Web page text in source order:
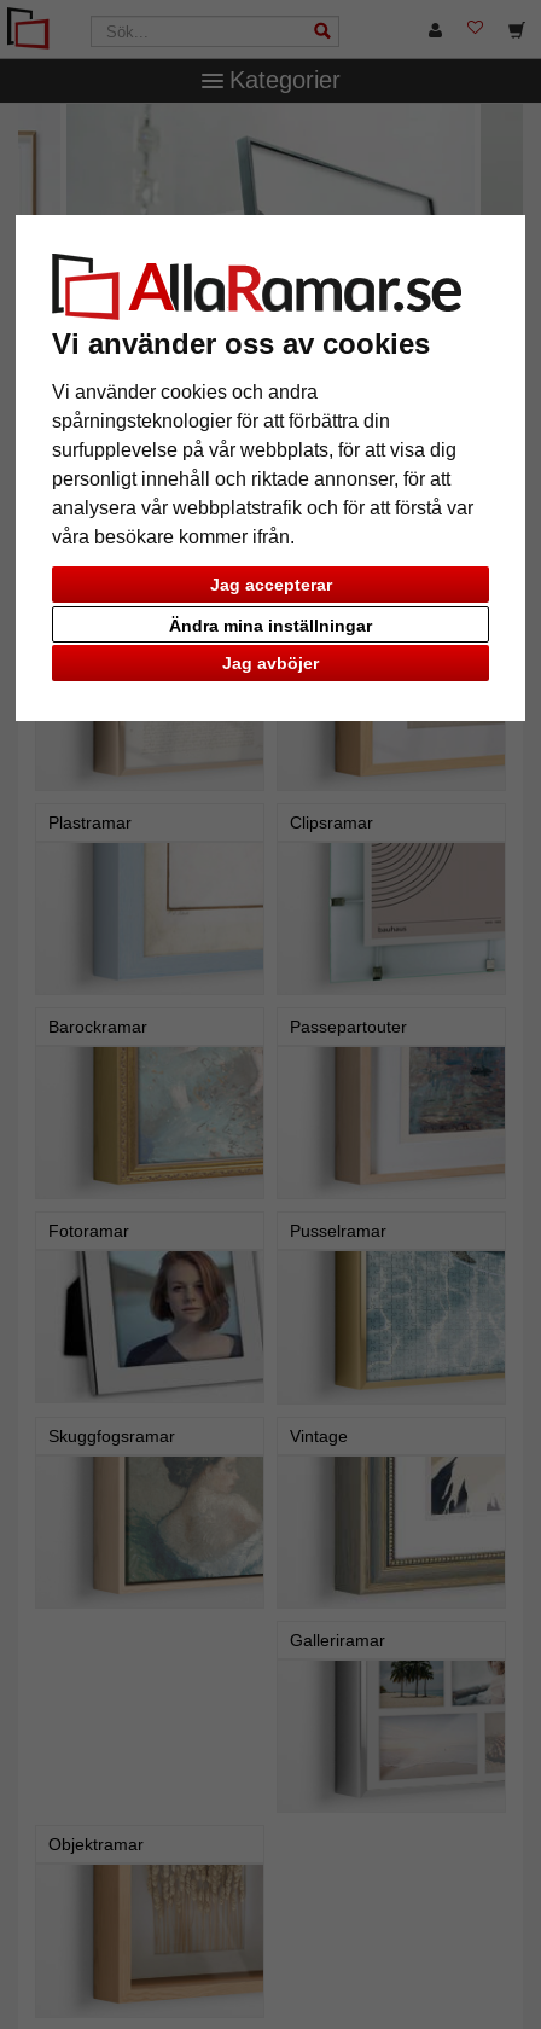
Vi använder oss av cookies
Vi använder cookies och andra
spårningsteknologier för att förbättra din
surfupplevelse på vår webbplats, för att visa dig
personligt innehåll och riktade annonser, för att
analysera vår webbplatstrafik och för att förstå var
våra besökare kommer ifrån.
Jag accepterar
Jag avböjer
Ändra mina inställningar
Kategorier
Design och kvalitet
aluminiumramar från Nielsen Design
Aluminiumramar Träramar
Plastramar Clipsramar
Barockramar Passepartouter
Fotoramar Pusselramar
Skuggfogsramar Vintage
Galleriramar
Objektramar